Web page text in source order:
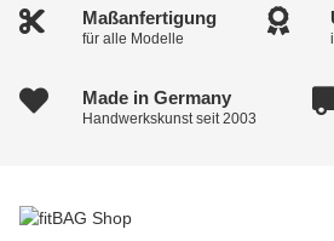
Maßanfertigung
für alle Modelle
Made in Germany
Handwerkskunst seit 2003